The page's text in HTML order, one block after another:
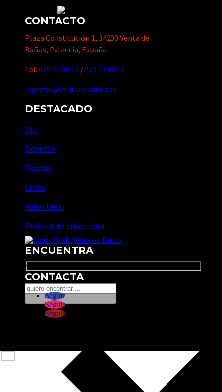
CONTACTO
Plaza Constitución 1, 34200 Venta de
Baños, Palencia, España
Tel: 979 77 08 12 /979 77 08 13
registro@ventadebanos.es
DESTACADO
PIJ
Deporte
Fiestas
Cross
Aviso legal
Política de privacidad
ENCUENTRA
Search
CONTACTA
Seguir
Seguir
Seguir